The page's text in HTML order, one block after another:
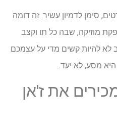
סימן לדמיון עשיר. זה דומה
מוזיקה, שבה כל תו וקצב
לא להיות קשים מדי על עצמכם
מסע, לא יעד.
את ז'אן